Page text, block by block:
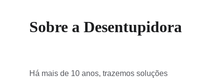
Sobre a Desentupidora
Há mais de 10 anos, trazemos soluções